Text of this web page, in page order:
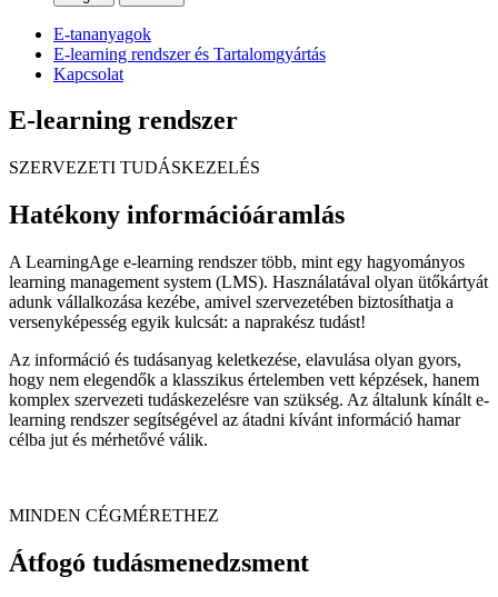
E-tananyagok
E-learning rendszer és Tartalomgyártás
Kapcsolat
E-learning rendszer
SZERVEZETI TUDÁSKEZELÉS
Hatékony információáramlás
A LearningAge e-learning rendszer több, mint egy hagyományos
learning management system (LMS). Használatával olyan ütőkártyát
adunk vállalkozása kezébe, amivel szervezetében biztosíthatja a
versenyképesség egyik kulcsát: a naprakész tudást!
Az információ és tudásanyag keletkezése, elavulása olyan gyors,
hogy nem elegendők a klasszikus értelemben vett képzések, hanem
komplex szervezeti tudáskezelésre van szükség. Az általunk kínált e-
learning rendszer segítségével az átadni kívánt információ hamar
célba jut és mérhetővé válik.
MINDEN CÉGMÉRETHEZ
Átfogó tudásmenedzsment